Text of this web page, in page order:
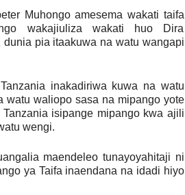
Muhongo amesema wakati taifa
wakajiuliza wakati huo Dira
pia itaakuwa na watu wangapi
inakadiriwa kuwa na watu
watu waliopo sasa na mipango yote
isipange mipango kwa ajili
wengi.
maendeleo tunayoyahitaji ni
ya Taifa inaendana na idadi hiyo